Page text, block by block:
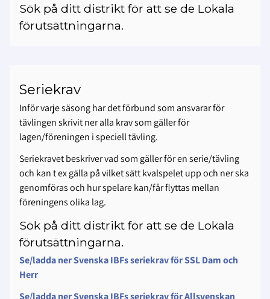
Sök på ditt distrikt för att se de Lokala
förutsättningarna.
Seriekrav
Inför varje säsong har det förbund som ansvarar för
tävlingen skrivit ner alla krav som gäller för
lagen/föreningen i speciell tävling.
Seriekravet beskriver vad som gäller för en serie/tävling
och kan t ex gälla på vilket sätt kvalspelet upp och ner ska
genomföras och hur spelare kan/får flyttas mellan
föreningens olika lag.
Sök på ditt distrikt för att se de Lokala
förutsättningarna.
Se/ladda ner Svenska IBFs seriekrav för SSL Dam och
Herr
Se/ladda ner Svenska IBFs seriekrav för Allsvenskan